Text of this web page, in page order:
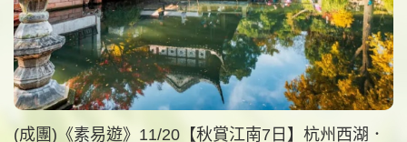
(成團)《素易遊》11/20【秋賞江南7日】杭州西湖．